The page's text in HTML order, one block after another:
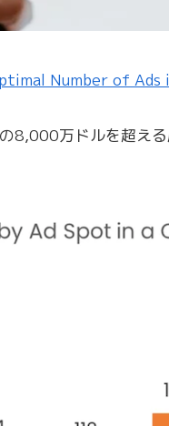
Number of Ads
8,000万ドルを超え